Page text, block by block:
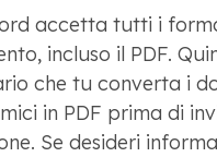
accetta tutti i
incluso il PDF.
che tu converta i
in PDF prima di
Se desideri